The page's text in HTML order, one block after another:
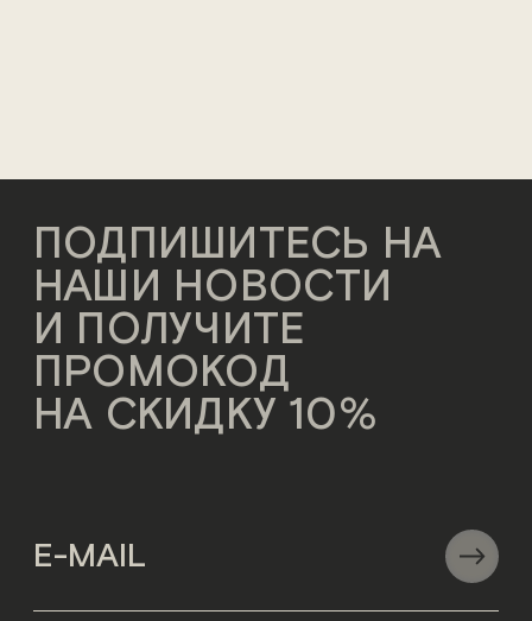
ПОДПИШИТЕСЬ НА
НАШИ НОВОСТИ
И ПОЛУЧИТЕ
ПРОМОКОД
НА СКИДКУ 10%